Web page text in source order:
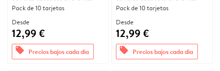
Pack de 10 tarjetas
Desde
12,99 €
offers Precios bajos cada día
Pack de 10 tarjetas
Desde
12,99 €
offers Precios bajos cada día